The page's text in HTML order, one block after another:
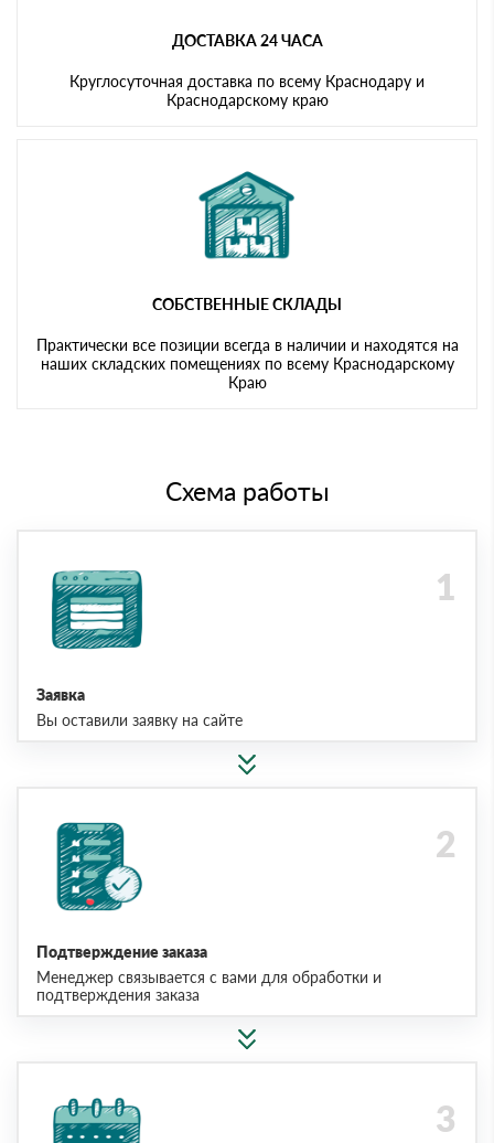
ДОСТАВКА 24 ЧАСА
Круглосуточная доставка по всему Краснодару и
Краснодарскому краю
СОБСТВЕННЫЕ СКЛАДЫ
Практически все позиции всегда в наличии и находятся на
наших складских помещениях по всему Краснодарскому
Краю
Схема работы
Заявка
Вы оставили заявку на сайте
Подтверждение заказа
Менеджер связывается с вами для обработки и
подтверждения заказа